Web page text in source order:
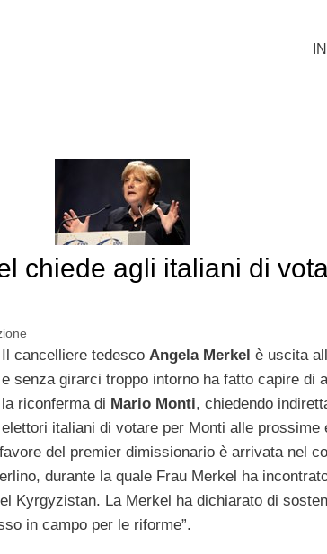
chiede agli italiani di
Il cancelliere tedesco Angela Merkel è uscita
e senza girarci troppo intorno ha fatto capire di
la riconferma di Mario Monti, chiedendo
elettori italiani di votare per Monti alle prossime
del premier dimissionario è arrivata nel
durante la quale Frau Merkel ha
Kyrgyzistan. La Merkel ha dichiarato di
in campo per le riforme”.